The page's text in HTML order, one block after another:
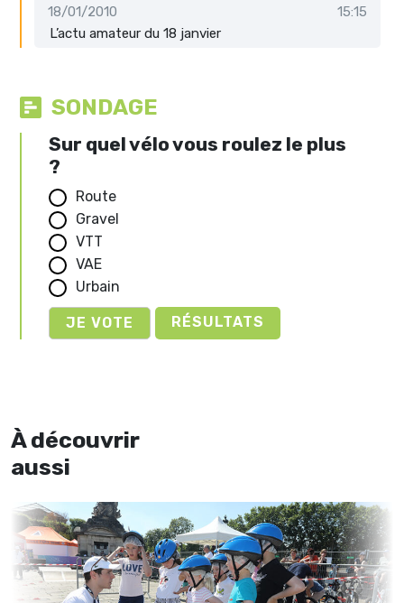
18/01/2010
15:15
L’actu amateur du 18 janvier
SONDAGE
Sur quel vélo vous roulez le plus
?
Route
Gravel
VTT
VAE
Urbain
RÉSULTATS
À découvrir
aussi